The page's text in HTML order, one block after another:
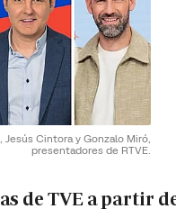
Jesús Cintora y Gonzalo Miró,
presentadores de RTVE.
de TVE a partir